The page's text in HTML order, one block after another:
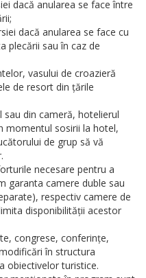
dacă anularea se face între
dacă anularea se face cu
plecării sau în caz de
vasului de croazieră
de resort din țările
din cameră, hotelierul
momentul sosirii la hotel,
de grup să vă
necesare pentru a
garanta camere duble sau
respectiv camere de
disponibilității acestor
congrese, conferințe,
în structura
obiectivelor turistice.